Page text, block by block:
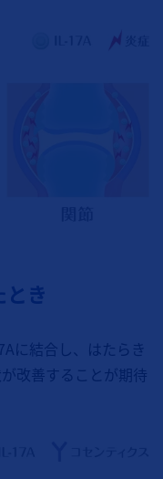
き
に結合し、はたらき
改善することが期待